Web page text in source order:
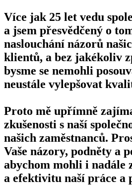
Více jak 25 let vedu
a jsem přesvědčený o
naslouchání názorů
klientů, a bez jakékoliv
bysme se nemohli
neustále vylepšovat
Proto mě upřímně
zkušenosti s naší
našich zaměstnanců.
Vaše názory, podněty a
abychom mohli i nadále
a efektivitu naší práce a